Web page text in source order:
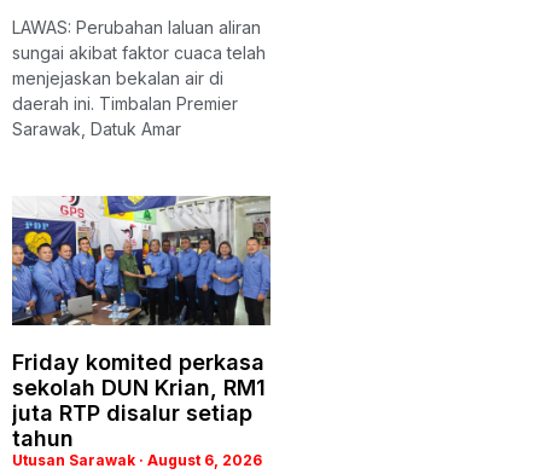
LAWAS: Perubahan laluan aliran
sungai akibat faktor cuaca telah
menjejaskan bekalan air di
daerah ini. Timbalan Premier
Sarawak, Datuk Amar
Friday komited perkasa
sekolah DUN Krian, RM1
juta RTP disalur setiap
tahun
Utusan Sarawak August 6, 2026